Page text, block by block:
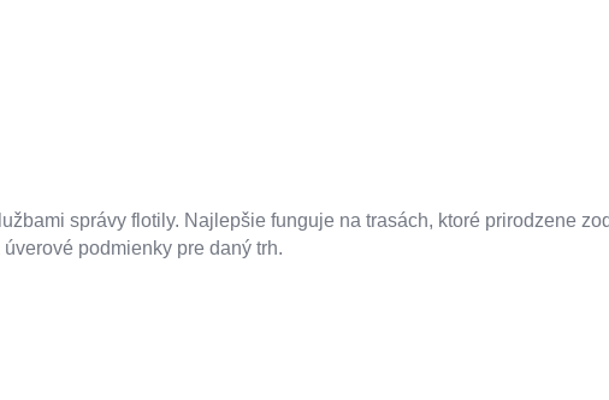
správy flotily. Najlepšie funguje na trasách, ktoré prirodzene
podmienky pre daný trh.